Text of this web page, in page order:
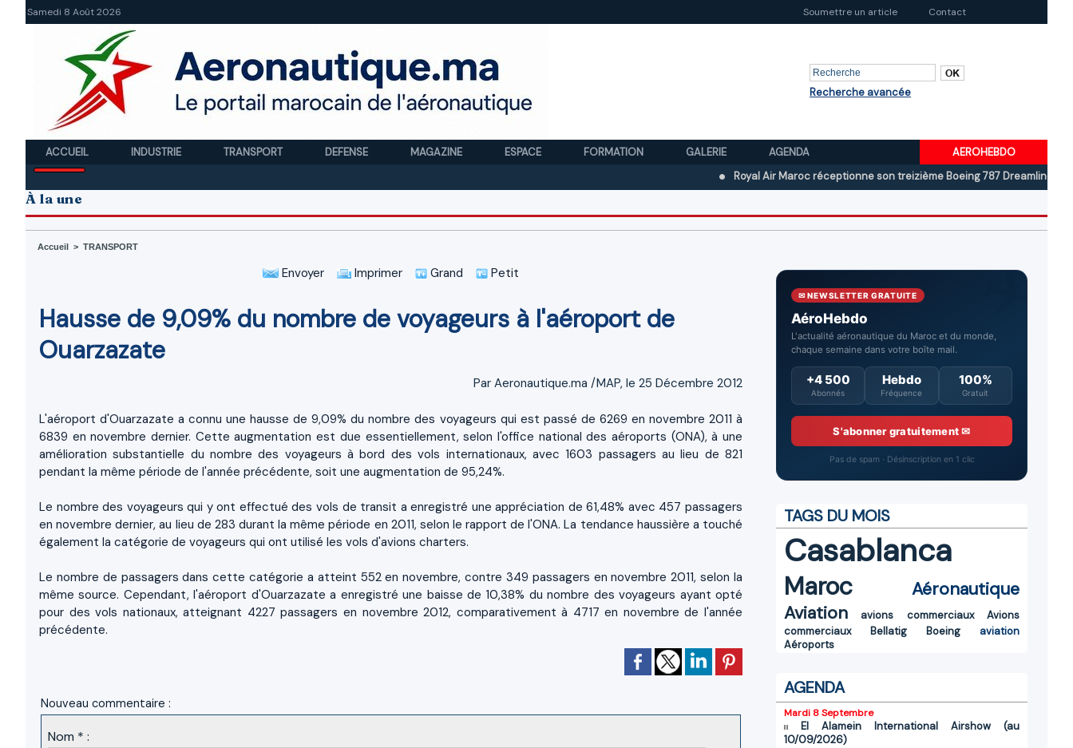
Samedi 8 Août 2026 Soumettre un article Contact
Recherche avancée
ACCUEIL INDUSTRIE TRANSPORT DEFENSE MAGAZINE ESPACE FORMATION GALERIE AGENDA
AEROHEBDO
Royal Air Maroc réceptionne son treizième Boeing 787 Dreamliner
Boeing
À la une
Accueil > TRANSPORT
Envoyer Imprimer Grand Petit
Hausse de 9,09% du nombre de voyageurs à l'aéroport de
Ouarzazate
Par Aeronautique.ma /MAP, le 25 Décembre 2012
L'aéroport d'Ouarzazate a connu une hausse de 9,09% du nombre des voyageurs qui est passé de 6269 en novembre 2011 à
6839 en novembre dernier. Cette augmentation est due essentiellement, selon l'office national des aéroports (ONA), à une
amélioration substantielle du nombre des voyageurs à bord des vols internationaux, avec 1603 passagers au lieu de 821
pendant la même période de l'année précédente, soit une augmentation de 95,24%.
Le nombre des voyageurs qui y ont effectué des vols de transit a enregistré une appréciation de 61,48% avec 457 passagers
en novembre dernier, au lieu de 283 durant la même période en 2011, selon le rapport de l'ONA. La tendance haussière a touché
également la catégorie de voyageurs qui ont utilisé les vols d'avions charters.
Le nombre de passagers dans cette catégorie a atteint 552 en novembre, contre 349 passagers en novembre 2011, selon la
même source. Cependant, l'aéroport d'Ouarzazate a enregistré une baisse de 10,38% du nombre des voyageurs ayant opté
pour des vols nationaux, atteignant 4227 passagers en novembre 2012, comparativement à 4717 en novembre de l'année
précédente.
Nouveau commentaire :
Nom * :
✉ NEWSLETTER GRATUITE
AéroHebdo
L'actualité aéronautique du Maroc et du monde,
chaque semaine dans votre boîte mail.
+4 500
Abonnés
Hebdo
Fréquence
100%
Gratuit
S'abonner gratuitement ✉
Pas de spam · Désinscription en 1 clic
TAGS DU MOIS
Casablanca
Maroc
Aéronautique
Aviation
avions commerciaux
Avions
commerciaux
Bellatig Boeing
aviation
Aéroports
AGENDA
Mardi 8 Septembre
El Alamein International Airshow (au
10/09/2026)